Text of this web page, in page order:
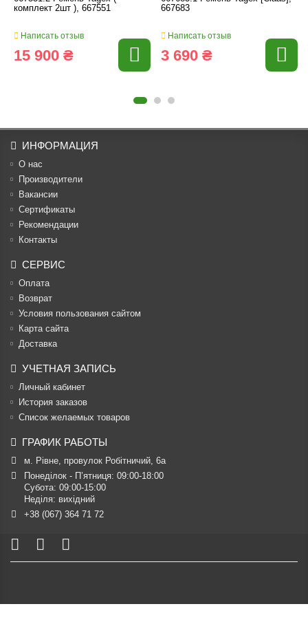
комплект 2шт ), 667551
Написать отзыв
15 900 ₴
667683
Написать отзыв
3 690 ₴
ИНФОРМАЦИЯ
О нас
Производители
Вакансии
Cертификаты
Рекомендации
Контакты
СЕРВИС
Оплата
Возврат
Условия пользования сайтом
Карта сайта
Доставка
УЧЕТНАЯ ЗАПИСЬ
Личный кабинет
История заказов
Список желаемых товаров
ГРАФИК РАБОТЫ
м. Рівне, провулок Робітничий, 6а
Понеділок - П’ятниця: 09:00-18:00
Субота: 09:00-15:00
Неділя: вихідний
+38 (067) 364 71 72